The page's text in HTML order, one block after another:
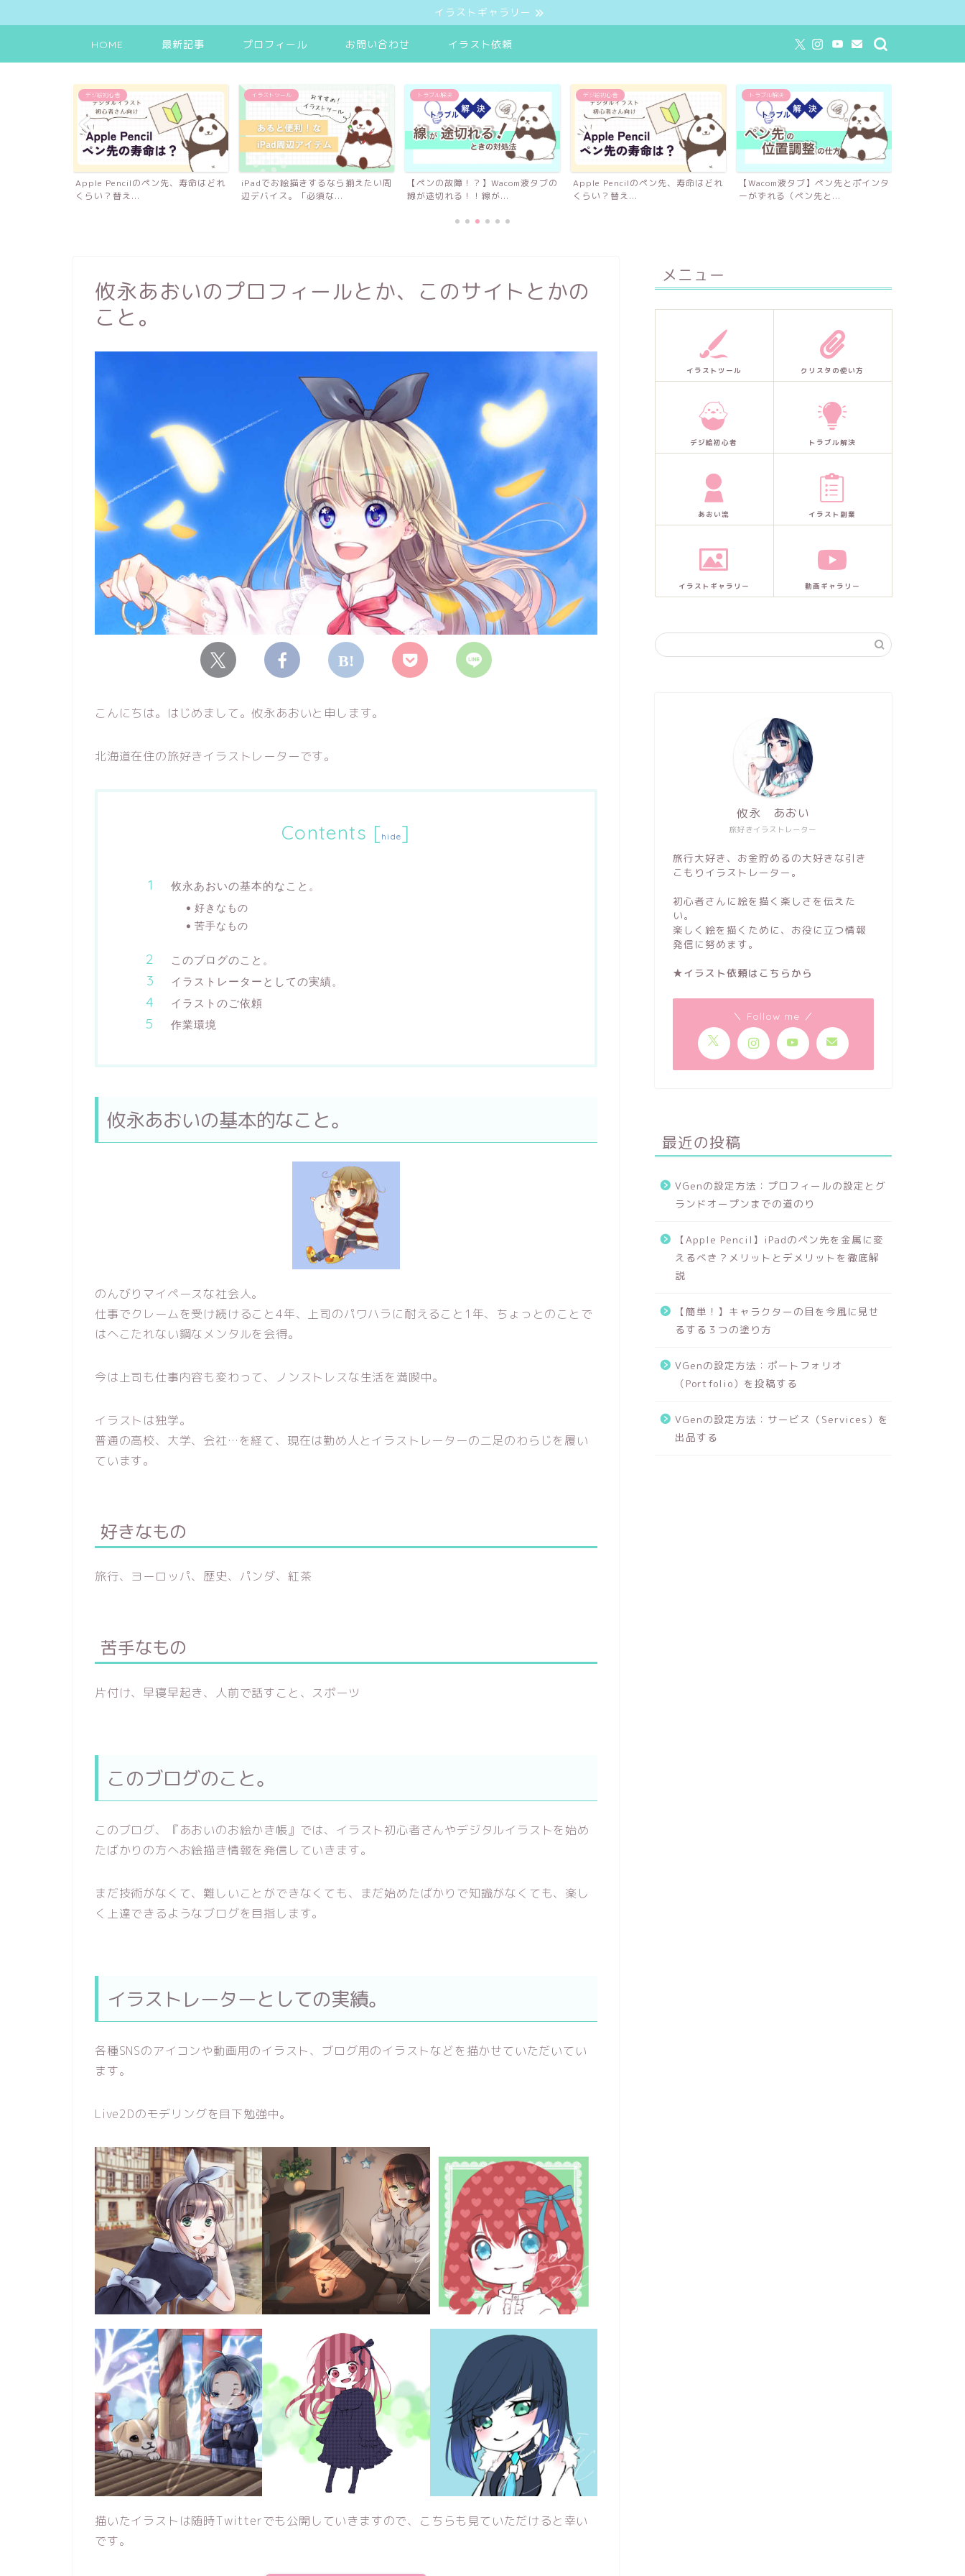
イラストギャラリー
HOME 最新記事 プロフィール お問い合わせ イラスト依頼
デジ絵初心者
Apple Pencilのペン先、寿命はどれ
くらい？替え...
イラストツール
iPadでお絵描きするなら揃えたい周
辺デバイス。「必須な...
トラブル解決
【ペンの故障！？】Wacom液タブの
線が途切れる！！線が...
デジ絵初心者
Apple Pencilのペン先、寿命はどれ
くらい？替え...
トラブル解決
【Wacom液タブ】ペン先とポインタ
ーがずれる（ペン先と...
攸永あおいのプロフィールとか、このサイトとかの
こと。
こんにちは。はじめまして。攸永あおいと申します。
北海道在住の旅好きイラストレーターです。
Contents [hide]
攸永あおいの基本的なこと。
好きなもの
苦手なもの
このブログのこと。
イラストレーターとしての実績。
イラストのご依頼
作業環境
攸永あおいの基本的なこと。
のんびりマイペースな社会人。
仕事でクレームを受け続けること4年、上司のパワハラに耐えること1年、ちょっとのことで
はへこたれない鋼なメンタルを会得。
今は上司も仕事内容も変わって、ノンストレスな生活を満喫中。
イラストは独学。
普通の高校、大学、会社…を経て、現在は勤め人とイラストレーターの二足のわらじを履い
ています。
好きなもの
旅行、ヨーロッパ、歴史、パンダ、紅茶
苦手なもの
片付け、早寝早起き、人前で話すこと、スポーツ
このブログのこと。
このブログ、『あおいのお絵かき帳』では、イラスト初心者さんやデジタルイラストを始め
たばかりの方へお絵描き情報を発信していきます。
まだ技術がなくて、難しいことができなくても、まだ始めたばかりで知識がなくても、楽し
く上達できるようなブログを目指します。
イラストレーターとしての実績。
各種SNSのアイコンや動画用のイラスト、ブログ用のイラストなどを描かせていただいてい
ます。
Live2Dのモデリングを目下勉強中。
描いたイラストは随時Twitterでも公開していきますので、こちらも見ていただけると幸い
です。
メニュー
イラストツール クリスタの使い方
デジ絵初心者 トラブル解決
あおい流 イラスト副業
イラストギャラリー 動画ギャラリー
旅好きイラストレーター
攸永 あおい
旅行大好き、お金貯めるの大好きな引き
こもりイラストレーター。
初心者さんに絵を描く楽しさを伝えた
い。
楽しく絵を描くために、お役に立つ情報
発信に努めます。
★イラスト依頼はこちらから
＼ Follow me ／
最近の投稿
VGenの設定方法：プロフィールの設定とグ
ランドオープンまでの道のり
【Apple Pencil】iPadのペン先を金属に変
えるべき？メリットとデメリットを徹底解
説
【簡単！】キャラクターの目を今風に見せ
るする３つの塗り方
VGenの設定方法：ポートフォリオ
（Portfolio）を投稿する
VGenの設定方法：サービス（Services）を
出品する